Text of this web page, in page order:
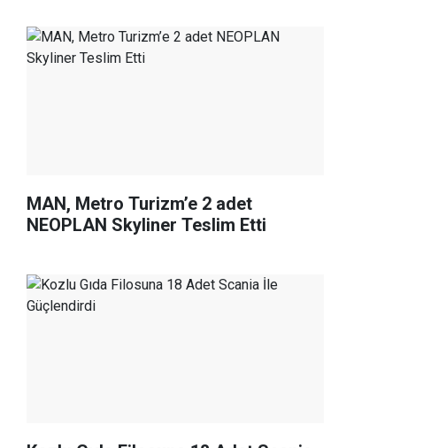
MAN, Metro Turizm’e 2 adet
NEOPLAN Skyliner Teslim Etti